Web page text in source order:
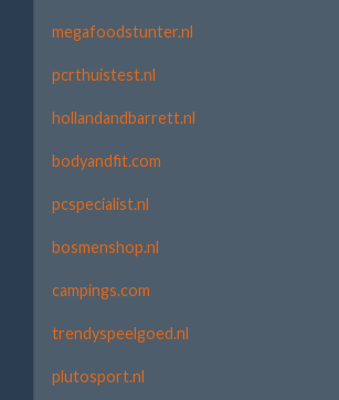
megafoodstunter.nl
pcrthuistest.nl
hollandandbarrett.nl
bodyandfit.com
pcspecialist.nl
bosmenshop.nl
campings.com
trendyspeelgoed.nl
plutosport.nl